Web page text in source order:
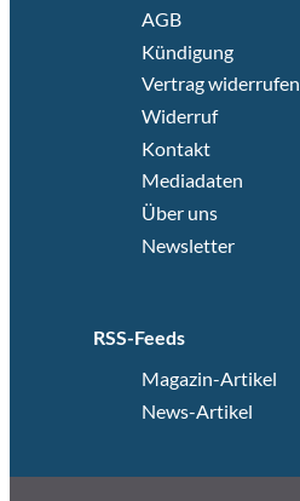
AGB
Kündigung
Vertrag widerrufen
Widerruf
Kontakt
Mediadaten
Über uns
Newsletter
RSS-Feeds
Magazin-Artikel
News-Artikel